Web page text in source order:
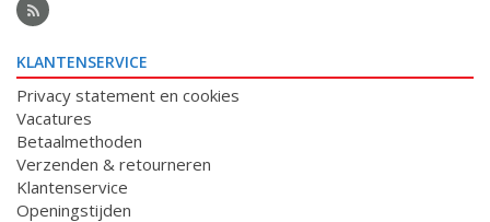
KLANTENSERVICE
Privacy statement en cookies
Vacatures
Betaalmethoden
Verzenden & retourneren
Klantenservice
Openingstijden